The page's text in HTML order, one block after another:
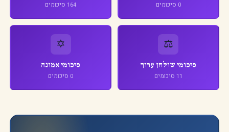
0 סיכומים 164 סיכומים
⚖️
סיכומי שולחן ערוך
11 סיכומים
✡️
סיכומיאמונה
0 סיכומים